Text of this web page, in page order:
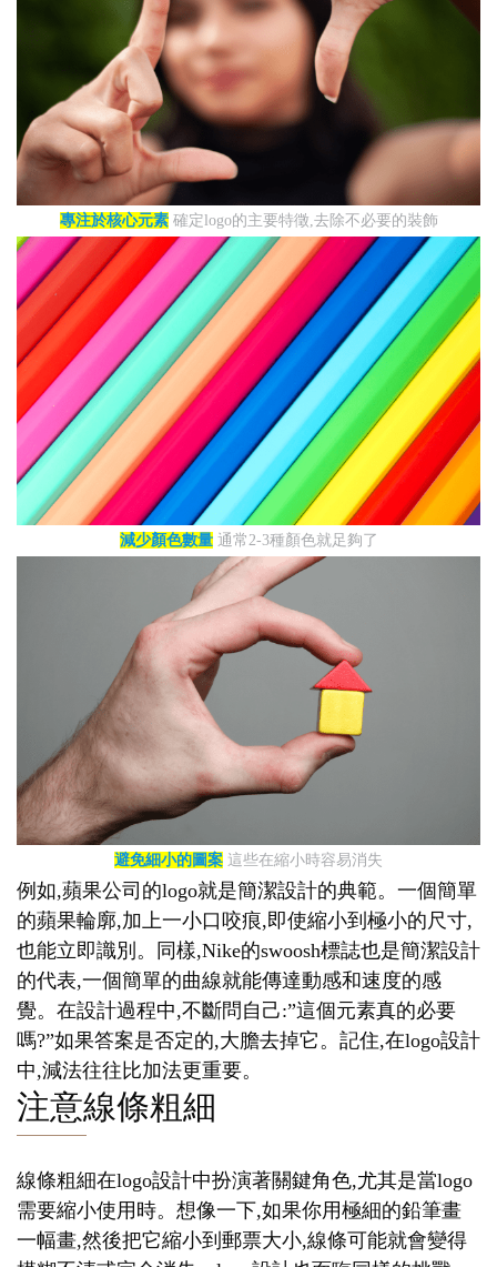
專注於核心元素確定logo的主要特徵,去除不必要的裝飾
減少顏色數量通常2-3種顏色就足夠了
避免細小的圖案 這些在縮小時容易消失
例如,蘋果公司的logo就是簡潔設計的典範。一個簡單
的蘋果輪廓,加上一小口咬痕,即使縮小到極小的尺寸,
也能立即識別。同樣,Nike的swoosh標誌也是簡潔設計
的代表,一個簡單的曲線就能傳達動感和速度的感
覺。在設計過程中,不斷問自己:”這個元素真的必要
嗎?”如果答案是否定的,大膽去掉它。記住,在logo設計
中,減法往往比加法更重要。
注意線條粗細
線條粗細在logo設計中扮演著關鍵角色,尤其是當logo
需要縮小使用時。想像一下,如果你用極細的鉛筆畫
一幅畫,然後把它縮小到郵票大小,線條可能就會變得